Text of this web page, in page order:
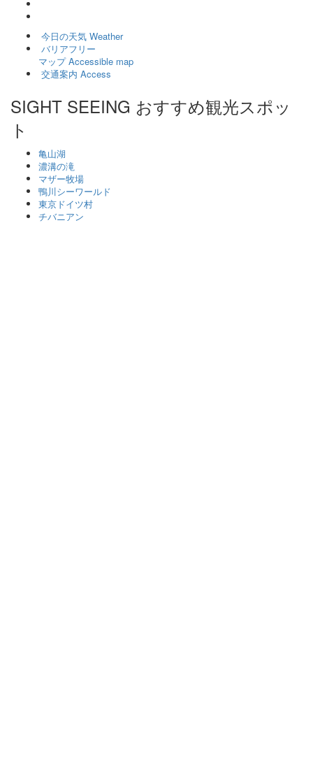
今日の天気 Weather
バリアフリー
マップ Accessible map
交通案内 Access
SIGHT SEEING おすすめ観光スポッ
ト
亀山湖
濃溝の滝
マザー牧場
鴨川シーワールド
東京ドイツ村
チバニアン